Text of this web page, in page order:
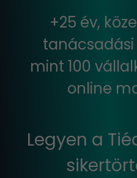
+25 év,
tanácsadási
mint 100
online
Legyen a